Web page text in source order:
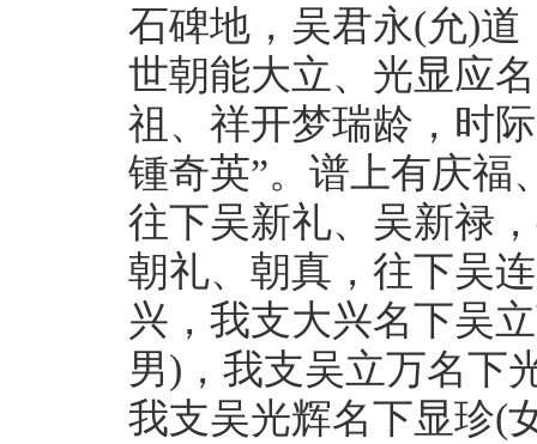
石碑地，吴君永(允)道
世朝能大立、光显应
祖、祥开梦瑞龄，时
锺奇英”。谱上有庆福
往下吴新礼、吴新禄
朝礼、朝真，往下吴
兴，我支大兴名下吴
男)，我支吴立万名下
我支吴光辉名下显珍(